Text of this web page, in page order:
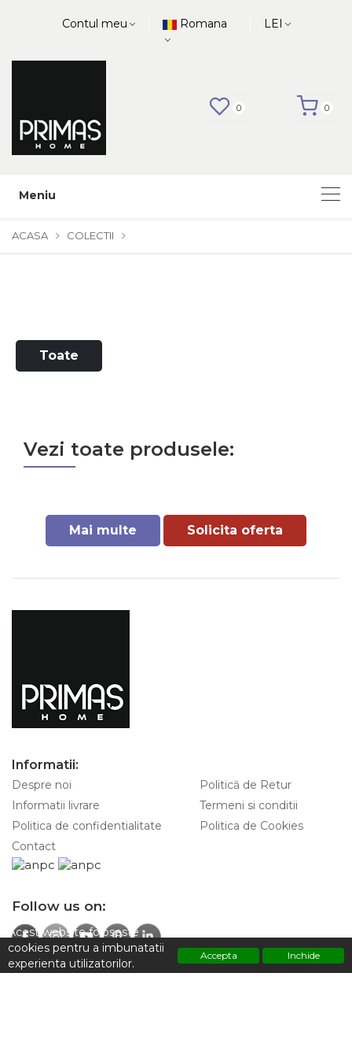
Contul meu Romana LEI
0 0
Meniu
ACASA COLECTII
Toate
Vezi toate produsele:
Mai multe Solicita oferta
Acest website foloseste
cookies pentru a imbunatatii
experienta utilizatorilor.
Accepta Inchide
Informatii:
Despre noi
Politică de Retur
Informatii livrare
Termeni si conditii
Politica de confidentialitate
Politica de Cookies
Contact
Follow us on:
Contacteaza-ne pentru informatii: